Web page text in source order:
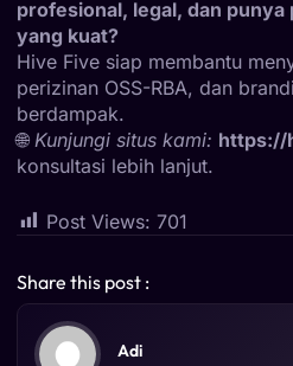
profesional, legal, dan
yang kuat?
Hive Five siap membantu
perizinan OSS-RBA, dan
berdampak.
🌐 Kunjungi situs kami: https://
konsultasi lebih lanjut.
Post Views: 701
Share this post :
Adi